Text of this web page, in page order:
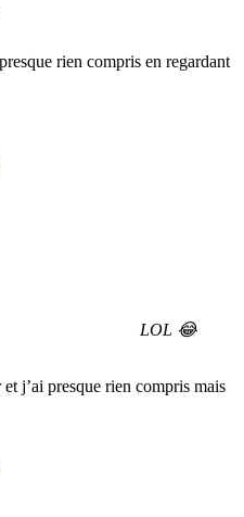
rien compris en regardant
LOL 😂
j’ai presque rien compris mais